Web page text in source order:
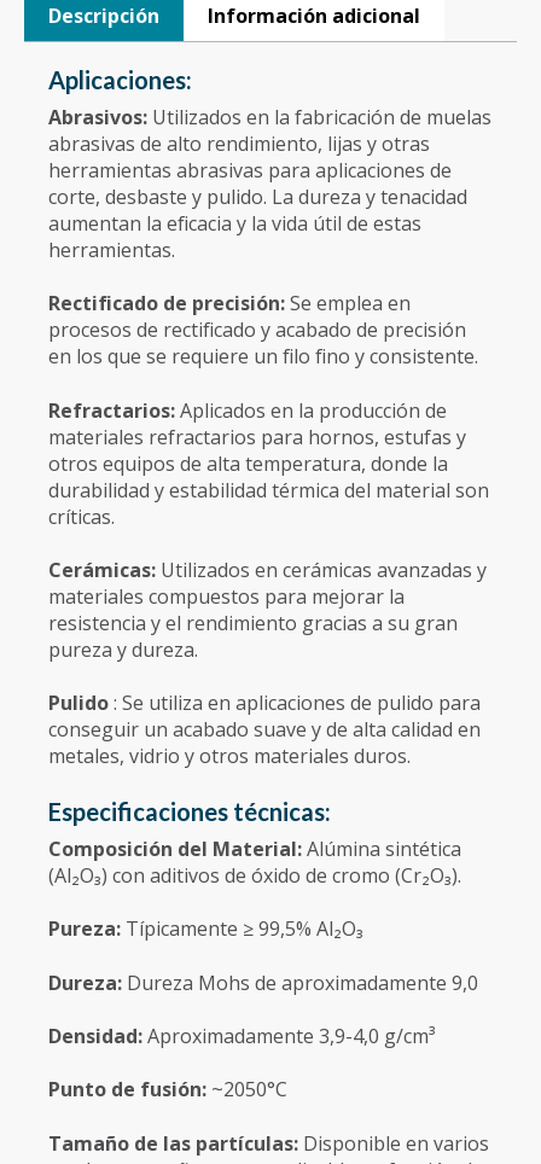
Descripción Información adicional
Aplicaciones:
Abrasivos: Utilizados en la fabricación de muelas
abrasivas de alto rendimiento, lijas y otras
herramientas abrasivas para aplicaciones de
corte, desbaste y pulido. La dureza y tenacidad
aumentan la eficacia y la vida útil de estas
herramientas.
Rectificado de precisión:Se emplea en
procesos de rectificado y acabado de precisión
en los que se requiere un filo fino y consistente.
Refractarios:Aplicados en la producción de
materiales refractarios para hornos, estufas y
otros equipos de alta temperatura, donde la
durabilidad y estabilidad térmica del material son
críticas.
Cerámicas: Utilizados en cerámicas avanzadas y
materiales compuestos para mejorar la
resistencia y el rendimiento gracias a su gran
pureza y dureza.
Pulido: Se utiliza en aplicaciones de pulido para
conseguir un acabado suave y de alta calidad en
metales, vidrio y otros materiales duros.
Especificaciones técnicas:
Composición del Material:Alúmina sintética
(Al₂O₃) con aditivos de óxido de cromo (Cr₂O₃).
Pureza: Típicamente ≥ 99,5% Al₂O₃
Dureza: Dureza Mohs de aproximadamente 9,0
Densidad:Aproximadamente 3,9-4,0 g/cm³
Punto de fusión: ~2050°C
Tamaño de las partículas: Disponible en varios